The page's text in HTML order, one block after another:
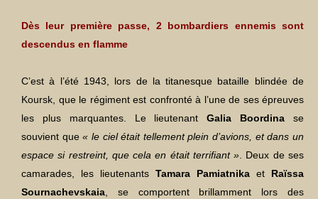
Dès leur première passe, 2 bombardiers ennemis sont
descendus en flamme
C’est à l’été 1943, lors de la titanesque bataille blindée de
Koursk, que le régiment est confronté à l’une de ses épreuves
les plus marquantes. Le lieutenantGalia Boordina se
souvient que« le ciel était tellement plein d’avions, et dans un
espace si restreint, que cela en était terrifiant » . Deux de ses
camarades, les lieutenants Tamara Pamiatnika et Raïssa
Sournachevskaia , se comportent brillamment lors des